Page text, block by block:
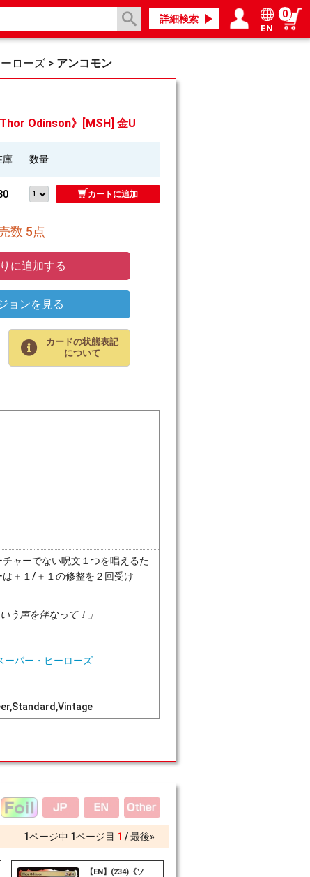
詳細検索
EN
0
ローズ > アンコモン
Odinson》[MSH] 金U
庫 数量
カートに追加
数 5点
に追加する
ョンを見る
カードの状態表記
について
ャーでない呪文１つを唱えるた
＋１/＋１の修整を２回受け
う声を伴なって！」
ーパー・ヒーローズ
1ページ中 1ページ目 1 最後»
【EN】(234)《ソ